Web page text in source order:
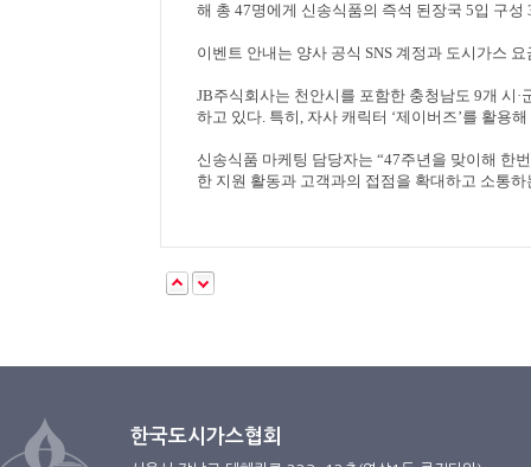
해 총 47명에게 신송식품의 즉석 된장국 5입 구성
이벤트 안내는 양사 공식 SNS 계정과 도시가스 요
JB주식회사는 천안시를 포함한 충청남도 9개 시 ·
하고 있다. 특히, 자사 캐릭터 ‘제이버즈’를 활용
신송식품 마케팅 담당자는 “47주년을 맞이해 한
한 지원 활동과 고객과의 접점을 확대하고 소통
한국도시가스협회